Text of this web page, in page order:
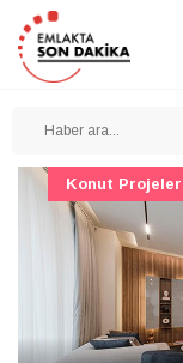
Konut